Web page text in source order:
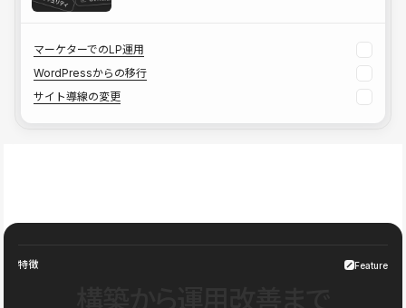
マーケターでのLP運用
WordPressからの移行
サイト導線の変更
特徴 Feature